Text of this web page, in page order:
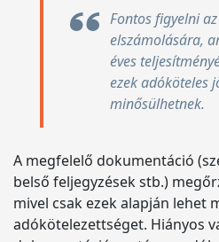
Fontos figyelni
elszámolására,
éves
ezek adóköteles
minősülhetnek.
A megfelelő dokumentáció
belső feljegyzések stb.)
mivel csak ezek alapján lehet
adókötelezettséget. Hiányos